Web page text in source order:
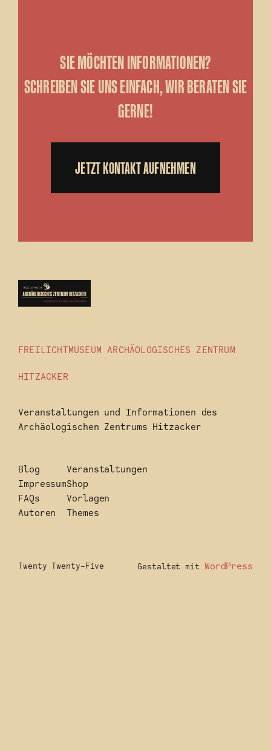
SIE MÖCHTEN INFORMATIONEN?
SCHREIBEN SIE UNS EINFACH, WIR BERATEN SIE
GERNE!
JETZT KONTAKT AUFNEHMEN
FREILICHTMUSEUM ARCHÄOLOGISCHES ZENTRUM
HITZACKER
Veranstaltungen und Informationen des
Archäologischen Zentrums Hitzacker
Blog
Impressum
FAQs
Autoren
Veranstaltungen
Shop
Vorlagen
Themes
Twenty Twenty-Five Gestaltet mit WordPress